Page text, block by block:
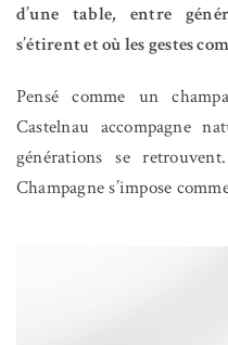
d’une table, entre
s’étirent et où les gestes
Pensé comme un
Castelnau accompagne
générations se
Champagne s’impose